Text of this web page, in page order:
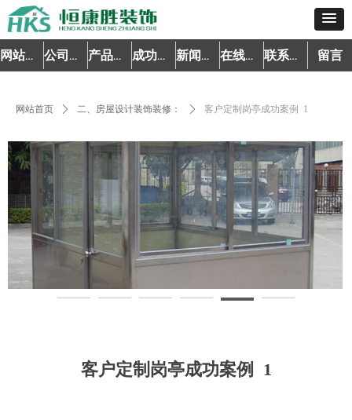
网站首页 公司简介 产品中心 成功案例 新闻资讯 在线预约 联系我们 留言
网站首页 ꄲ 二、房屋设计装饰装修： ꄲ 客户定制岗亭成功案例 1
客户定制岗亭成功案例 1